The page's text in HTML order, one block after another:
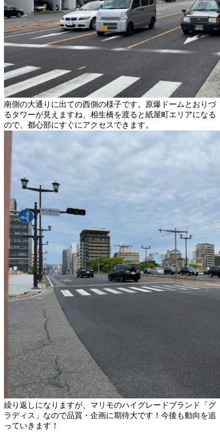
南側の大通りに出ての西側の様子です。原爆ドームとおりづ
るタワーが見えますね、相生橋を渡ると紙屋町エリアになる
ので、都心部にすぐにアクセスできます。
繰り返しになりますが、マリモのハイグレードブランド「グ
ラディス」なので品質・企画に期待大です！今後も動向を追
っていきます！